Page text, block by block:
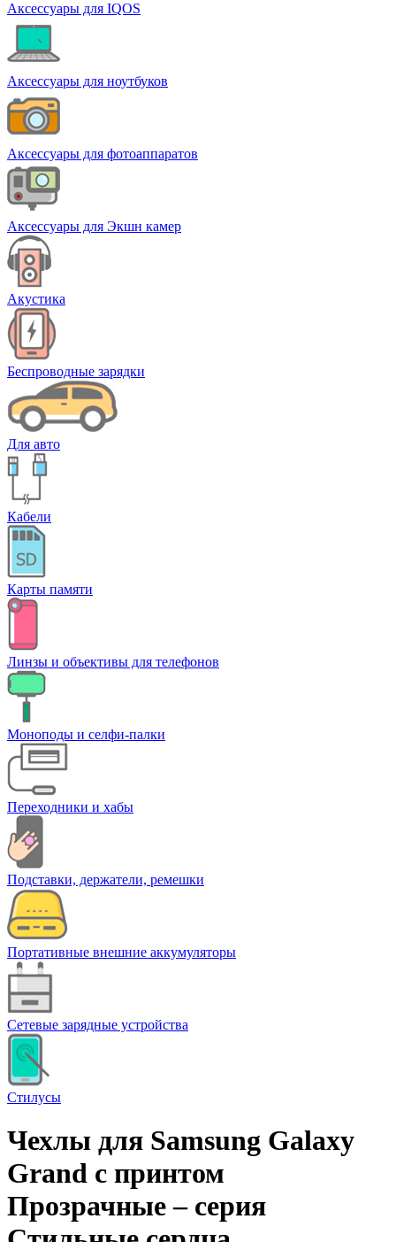
Аксессуары для IQOS
Аксессуары для ноутбуков
Аксессуары для фотоаппаратов
Аксессуары для Экшн камер
Акустика
Беспроводные зарядки
Для авто
Кабели
Карты памяти
Линзы и объективы для телефонов
Моноподы и селфи-палки
Переходники и хабы
Подставки, держатели, ремешки
Портативные внешние аккумуляторы
Сетевые зарядные устройства
Стилусы
Чехлы для Samsung Galaxy
Grand с принтом
Прозрачные – cерия